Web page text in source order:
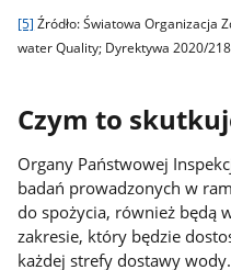
[5] Źródło: Światowa Organizacja
water Quality; Dyrektywa 2020/
Czym to
Organy Państwowej
badań prowadzonych w
do spożycia, również będą
zakresie, który będzie
każdej strefy dostawy